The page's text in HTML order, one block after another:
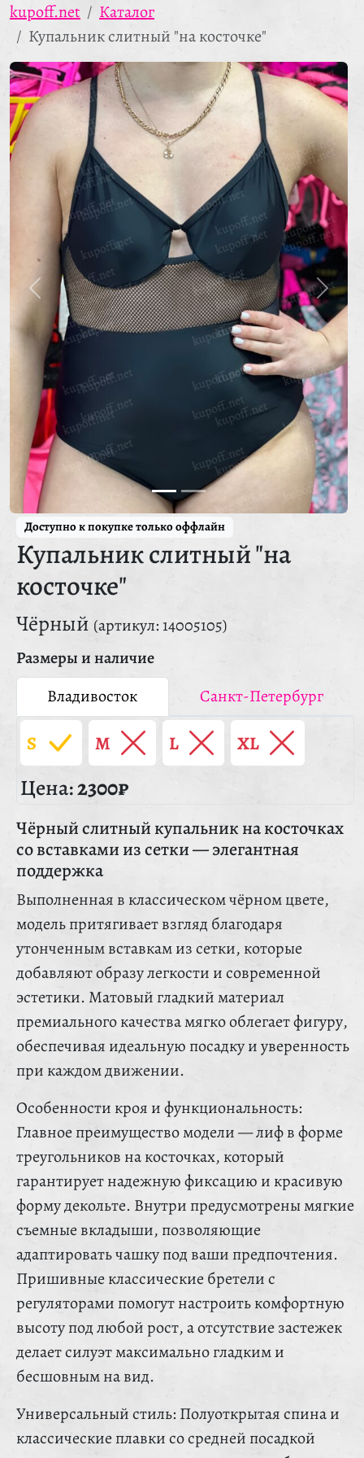
kupoff.net
Каталог
Купальник слитный "на косточке"
Доступно к покупке только оффлайн
Купальник слитный "на
косточке"
Чёрный (артикул: 14005105)
Размеры и наличие
Владивосток
Санкт-Петербург
S M L XL
Цена:2300₽
Чёрный слитный купальник на косточках
со вставками из сетки — элегантная
поддержка
Выполненная в классическом чёрном цвете,
модель притягивает взгляд благодаря
утонченным вставкам из сетки, которые
добавляют образу легкости и современной
эстетики. Матовый гладкий материал
премиального качества мягко облегает фигуру,
обеспечивая идеальную посадку и уверенность
при каждом движении.
Особенности кроя и функциональность:
Главное преимущество модели — лиф в форме
треугольников на косточках, который
гарантирует надежную фиксацию и красивую
форму декольте. Внутри предусмотрены мягкие
съемные вкладыши, позволяющие
адаптировать чашку под ваши предпочтения.
Пришивные классические бретели с
регуляторами помогут настроить комфортную
высоту под любой рост, а отсутствие застежек
делает силуэт максимально гладким и
бесшовным на вид.
Универсальный стиль: Полуоткрытая спина и
классические плавки со средней посадкой